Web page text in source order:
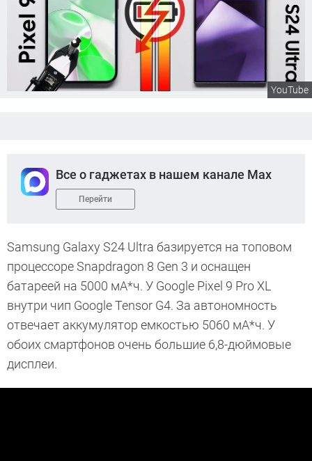
YouTube
Все о гаджетах в нашем канале Max
Перейти
Samsung Galaxy S24 Ultra базируется на топовом
процессоре Snapdragon 8 Gen 3 и оснащен
батареей на 5000 мА*ч. У Google Pixel 9 Pro XL
внутри чип Google Tensor G4. За автономность
отвечает аккумулятор емкостью 5060 мА*ч. У
обоих смартфонов очень большие 6,8-дюймовые
дисплеи.